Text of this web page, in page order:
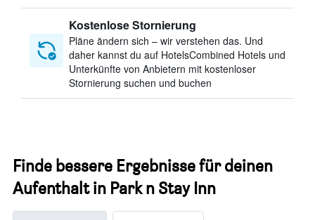
Kostenlose Stornierung
Pläne ändern sich – wir verstehen das. Und
daher kannst du auf HotelsCombined Hotels und
Unterkünfte von Anbietern mit kostenloser
Stornierung suchen und buchen
Finde bessere Ergebnisse für deinen
Aufenthalt in Park n Stay Inn